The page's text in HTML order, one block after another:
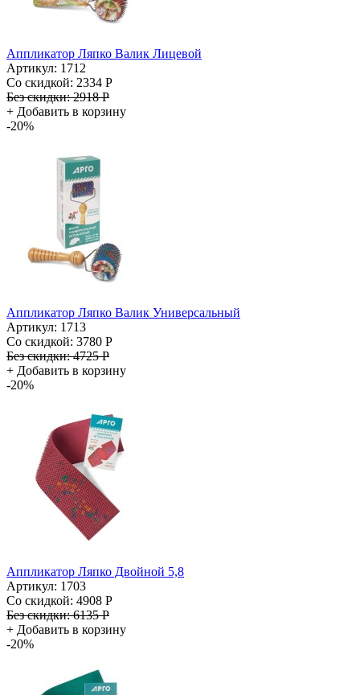
Аппликатор Ляпко Валик Лицевой
Артикул: 1712
Со скидкой: 2334 Р
Без скидки:2918 Р
+ Добавить в корзину
-20%
Аппликатор Ляпко Валик Универсальный
Артикул: 1713
Со скидкой: 3780 Р
Без скидки:4725 Р
+ Добавить в корзину
-20%
Аппликатор Ляпко Двойной 5,8
Артикул: 1703
Со скидкой: 4908 Р
Без скидки:6135 Р
+ Добавить в корзину
-20%